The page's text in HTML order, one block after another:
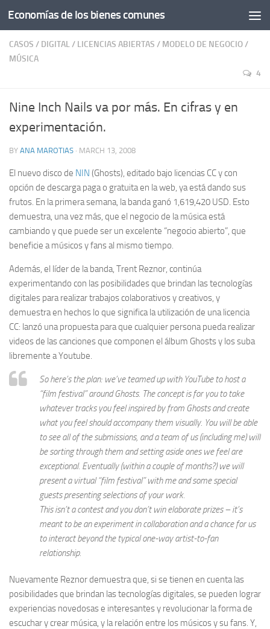
Economías de los bienes comunes
CASOS / DIGITAL/ LICENCIAS ABIERTAS / MODELO DE NEGOCIO/
MÚSICA
4
Nine Inch Nails va por más. En cifras y en
experimentación.
BY ANA MAROTIAS · MARCH 13, 2008
El nuevo disco de NIN (Ghosts), editado bajo licencias CC y con
opción de descarga paga o gratuita en la web, ya está dando sus
frutos. En la primera semana, la banda ganó 1,619,420 USD. Esto
demuestra, una vez más, que el negocio de la música está
cambiando y que puede ser un excelente “negocio abierto”, que
beneficie a músicos y fans al mismo tiempo.
Además, el líder de la banda, Trent Reznor, continúa
experimentando con las posibilidades que brindan las tecnologías
digitales para realizar trabajos colaborativos y creativos, y
demuestra en hechos lo que significa la utilización de una licencia
CC: lanzó una propuesta para que cualquier persona pueda realizar
videos de las canciones que componen el álbum Ghosts y los suba
libremente a Youtube.
So here’s the plan: we’ve teamed up with YouTube to host a
“film festival” around Ghosts. The concept is for you to take
whatever tracks you feel inspired by from Ghosts and create
what you feel should accompany them visually. You will be able
to see all of the submissions, and a team of us (including me) will
be sorting through them and setting aside ones we feel are
exceptional. Eventually (within a couple of months?) we will
present a virtual “film festival” with me and some special
guests presenting selections of your work.
This isn’t a contest and you don’t win elaborate prizes – it’s
meant to be an experiment in collaboration and a chance for us
to interact beyond the typical one-way artist-to-fan
relationship.
Nuevamente Reznor demuestra que, si se tienen en cuenta las
posibilidades que brindan las tecnologías digitales, se pueden lograr
experiencias novedosas e interesantes y revolucionar la forma de
escuchar y crear música, y la relación entre los músicos y su fans. Y,